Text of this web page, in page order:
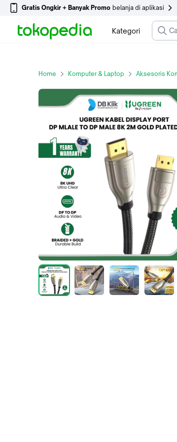
Gratis Ongkir + Banyak Promo belanja di aplikasi
Kategori
Home Komputer & Laptop Aksesoris